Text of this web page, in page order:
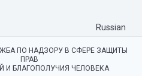
Russian
ПО НАДЗОРУ В СФЕРЕ ЗАЩИТЫ
ПРАВ
И БЛАГОПОЛУЧИЯ ЧЕЛОВЕКА